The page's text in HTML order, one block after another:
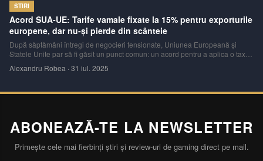
STIRI
Acord SUA‑UE: Tarife vamale fixate la 15% pentru exporturile
europene, dar nu‑și pierde din scânteie
După săptămâni întregi de negocieri tensionate, Uniunea Europeană și
Statele Unite par să fi găsit un punct comun: un acord pentru a aplica o taxă
veste importantă pentru companiile europene, care evită astfel riscul unei
Alexandru Robea · 31 iul. 2025
ABONEAZĂ-TE LA NEWSLETTER
Primește cele mai fierbinți știri și review-uri de gaming direct pe mail.